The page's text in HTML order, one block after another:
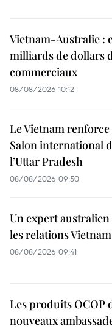
Vietnam-Australie :
milliards de dollars
commerciaux
08/08/2026 10:12
Le Vietnam renforce
Salon international
l’Uttar Pradesh
08/08/2026 09:50
Un expert
les relations
08/08/2026 09:41
Les produits OCOP
nouveaux